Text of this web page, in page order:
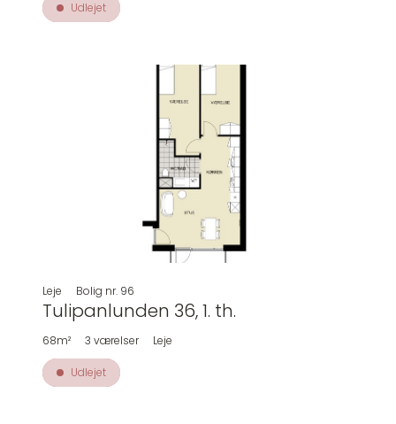
Udlejet
Leje Bolig nr. 96
Tulipanlunden 36, 1. th.
68m² 3 værelser Leje
Udlejet